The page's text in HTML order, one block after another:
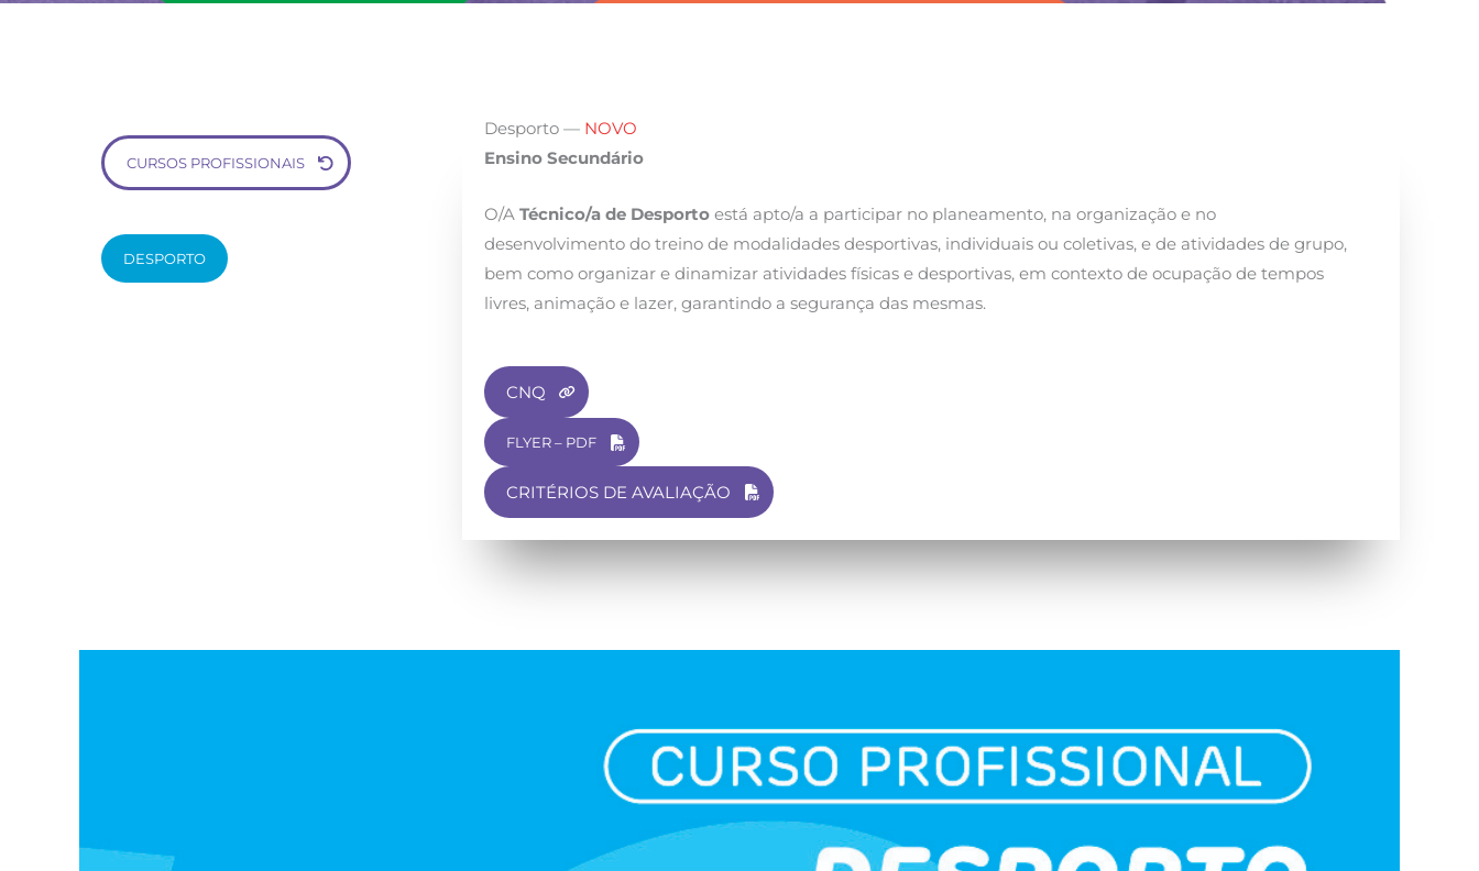
CURSOS PROFISSIONAIS
DESPORTO
Desporto — NOVO
Ensino Secundário
O/A Técnico/a de Desporto está apto/a a participar no planeamento, na organização e no
desenvolvimento do treino de modalidades desportivas, individuais ou coletivas, e de atividades de grupo,
bem como organizar e dinamizar atividades físicas e desportivas, em contexto de ocupação de tempos
livres, animação e lazer, garantindo a segurança das mesmas.
CNQ
FLYER – PDF
CRITÉRIOS DE AVALIAÇÃO